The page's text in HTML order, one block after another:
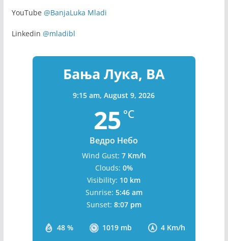
YouTube @BanjaLuka Mladi
Linkedin @mladibl
Бања Лука, BA
9:15 am,August 9, 2026
25 °C
Ведро Небо
48 % 1019 mb 4 Km/h
Wind Gust: 7 Km/h
Clouds: 0%
Visibility: 10 km
Sunrise: 5:46 am
Sunset: 8:07 pm